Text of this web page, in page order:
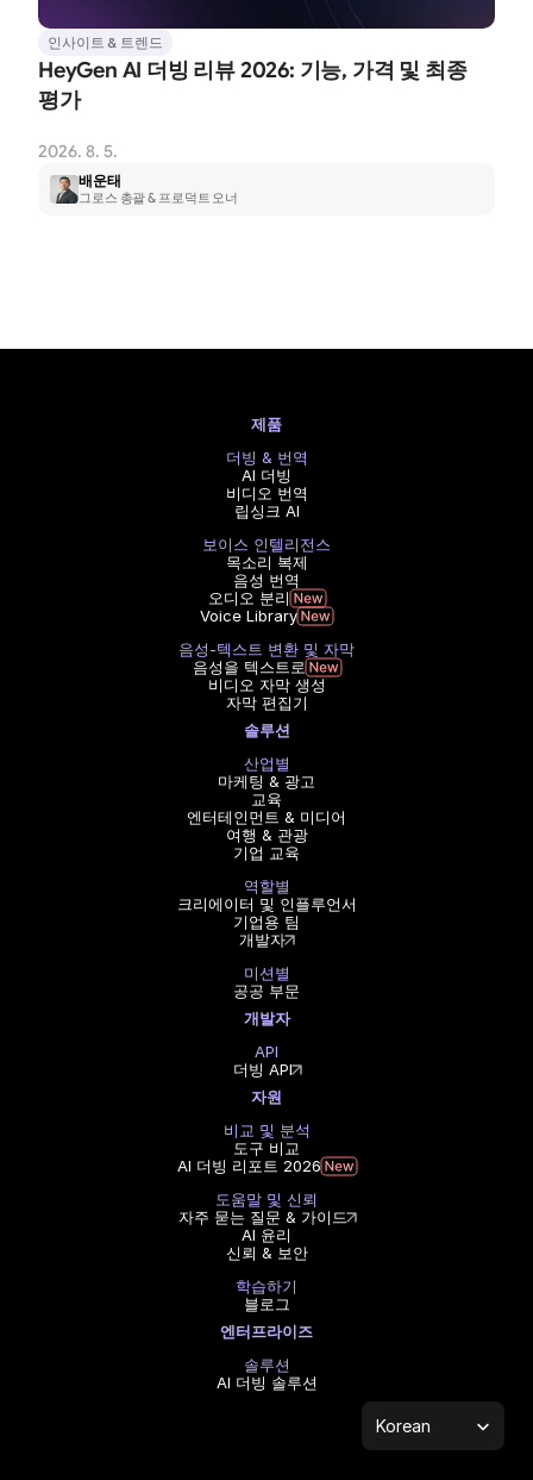
인사이트 & 트렌드
HeyGen AI 더빙 리뷰 2026: 기능, 가격 및 최종
평가
2026. 8. 5.
배운태
그로스 총괄 & 프로덕트 오너
제품
더빙 & 번역
AI 더빙
비디오 번역
립싱크 AI
보이스 인텔리전스
목소리 복제
음성 번역
오디오 분리
Voice Library
음성-텍스트 변환 및 자막
음성을 텍스트로
비디오 자막 생성
자막 편집기
솔루션
산업별
마케팅 & 광고
교육
엔터테인먼트 & 미디어
여행 & 관광
기업 교육
역할별
크리에이터 및 인플루언서
기업용 팀
개발자
미션별
공공 부문
개발자
API
더빙 API
자원
비교 및 분석
도구 비교
AI 더빙 리포트 2026
도움말 및 신뢰
자주 묻는 질문 & 가이드
AI 윤리
신뢰 & 보안
학습하기
블로그
엔터프라이즈
솔루션
AI 더빙 솔루션
Select Language
Korean